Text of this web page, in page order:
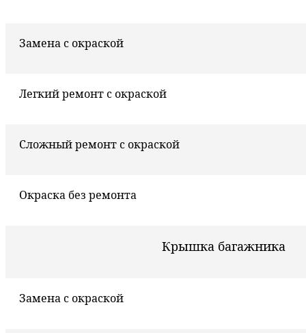
Замена с окраской
Легкий ремонт с окраской
Сложный ремонт с окраской
Окраска без ремонта
Крышка багажника
Замена с окраской